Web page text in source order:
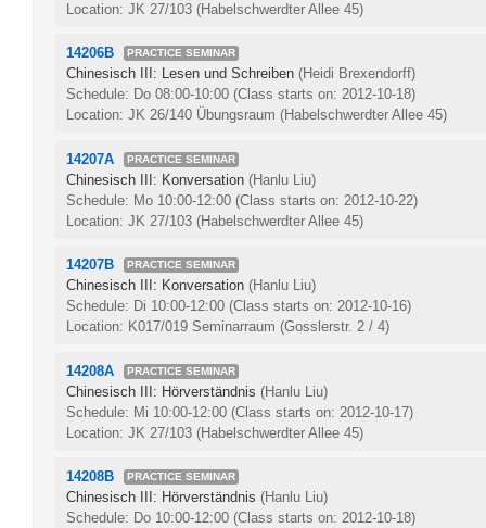
Location: JK 27/103 (Habelschwerdter Allee 45)
14206B PRACTICE SEMINAR
Chinesisch III: Lesen und Schreiben (Heidi Brexendorff)
Schedule: Do 08:00-10:00 (Class starts on: 2012-10-18)
Location: JK 26/140 Übungsraum (Habelschwerdter Allee 45)
14207A PRACTICE SEMINAR
Chinesisch III: Konversation (Hanlu Liu)
Schedule: Mo 10:00-12:00 (Class starts on: 2012-10-22)
Location: JK 27/103 (Habelschwerdter Allee 45)
14207B PRACTICE SEMINAR
Chinesisch III: Konversation (Hanlu Liu)
Schedule: Di 10:00-12:00 (Class starts on: 2012-10-16)
Location: K017/019 Seminarraum (Gosslerstr. 2 / 4)
14208A PRACTICE SEMINAR
Chinesisch III: Hörverständnis (Hanlu Liu)
Schedule: Mi 10:00-12:00 (Class starts on: 2012-10-17)
Location: JK 27/103 (Habelschwerdter Allee 45)
14208B PRACTICE SEMINAR
Chinesisch III: Hörverständnis (Hanlu Liu)
Schedule: Do 10:00-12:00 (Class starts on: 2012-10-18)